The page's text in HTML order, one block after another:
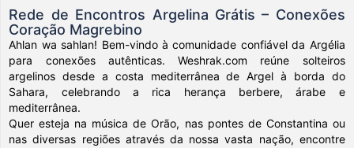
Rede de Encontros Argelina Grátis – Conexões
Coração Magrebino
Ahlan wa sahlan! Bem-vindo à comunidade confiável da Argélia
para conexões autênticas. Weshrak.com reúne solteiros
argelinos desde a costa mediterrânea de Argel à borda do
Sahara, celebrando a rica herança berbere, árabe e
mediterrânea.
Quer esteja na música de Orão, nas pontes de Constantina ou
nas diversas regiões através da nossa vasta nação, encontre